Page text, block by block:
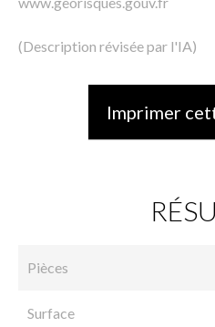
(Description révisée par l'IA)
Imprimer
Pièces
Surface